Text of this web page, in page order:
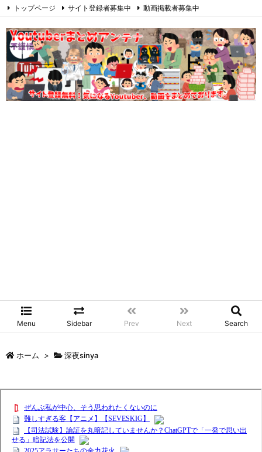
Menu Sidebar Prev Next Search
トップページ サイト登録者募集中
動画掲載者募集中
エンタメ
ハンドメイド 乗り物 音楽 RSS Feedly
ホーム > 深夜sinya